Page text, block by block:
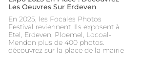
Les Oeuvres Sur Erdeven
En 2025, les Focales Photos
Festival reviennent. Ils exposent à
Etel, Erdeven, Ploemel, Locoal-
Mendon plus de 400 photos.
découvrez sur la place de la mairie